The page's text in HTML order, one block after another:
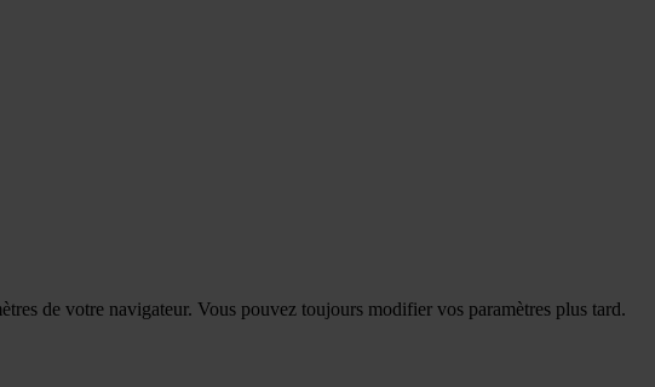
de votre navigateur. Vous pouvez toujours modifier vos paramètres plus tard.